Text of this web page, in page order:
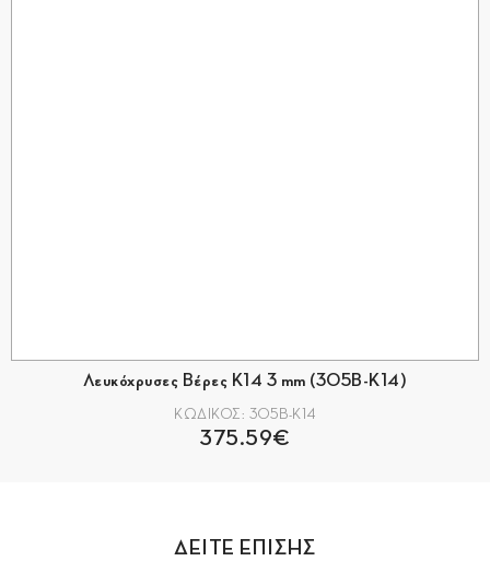
Λευκόχρυσες Βέρες Κ14 3 mm (305Β-Κ14)
ΚΩΔΙΚΟΣ: 305Β-Κ14
375.59€
ΔΕΙΤΕ ΕΠΙΣΗΣ